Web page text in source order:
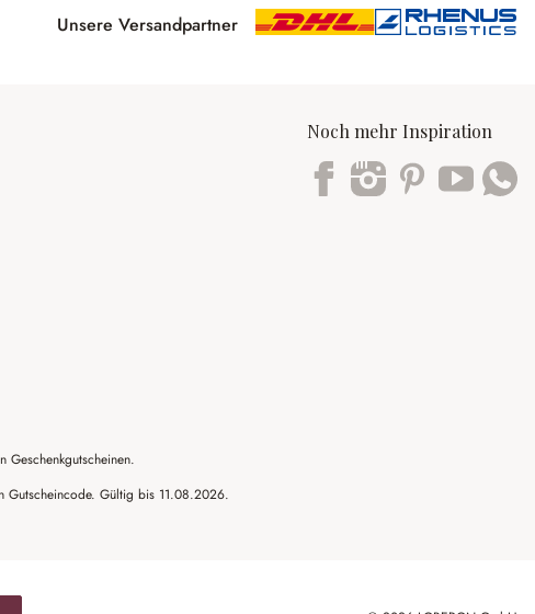
Unsere Versandpartner
Noch mehr Inspiration
Gutscheincode. Gültig bis 11.08.2026.